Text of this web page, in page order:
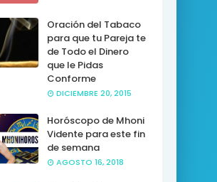
Oración del Tabaco
para que tu Pareja te
de Todo el Dinero
que le Pidas
Conforme
DICIEMBRE 20, 2015
Horóscopo de Mhoni
Vidente para este fin
de semana
AGOSTO 16, 2018